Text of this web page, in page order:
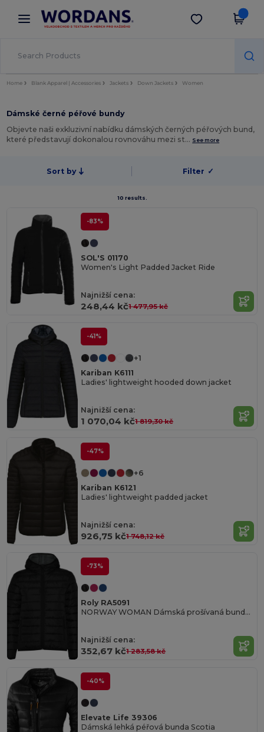
× Aplikace Wordans
Lepší ceny v aplikaci!
Stáhnout app
Home Blank Apparel | Accessories Jackets Down Jackets Women
Dámské černé péřové bundy
Objevte naši exkluzivní nabídku dámských černých péřových bund,
které představují dokonalou rovnováhu mezi st… See more
Sort by Filter ✓
10 results.
-83%
SOL'S 01170
Women's Light Padded Jacket Ride
Najnižší cena:
248,44 kč1 477,95 kč
-41%
+1
Kariban K6111
Ladies' lightweight hooded down jacket
Najnižší cena:
1 070,04 kč1 819,30 kč
-47%
+6
Kariban K6121
Ladies' lightweight padded jacket
Najnižší cena:
926,75 kč1 748,12 kč
-73%
Roly RA5091
NORWAY WOMAN Dámská prošívaná bunda s kapucí
Najnižší cena:
352,67 kč1 283,58 kč
-40%
Elevate Life 39306
Dámská lehká péřová bunda Scotia